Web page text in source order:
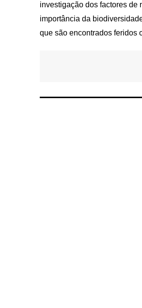
investigação dos factores de
importância da
que são encontrados feridos